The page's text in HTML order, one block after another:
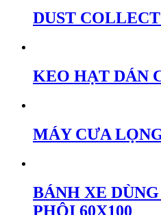
DUST
KEO HẠT DÁN
MÁY CƯA
BÁNH XE
PHÔI 60X100